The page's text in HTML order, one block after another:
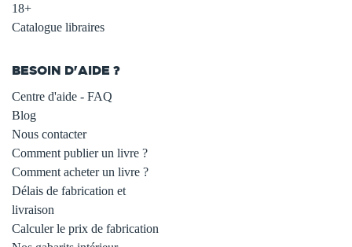
18+
Catalogue libraires
BESOIN D'AIDE ?
Centre d'aide - FAQ
Blog
Nous contacter
Comment publier un livre ?
Comment acheter un livre ?
Délais de fabrication et
livraison
Calculer le prix de fabrication